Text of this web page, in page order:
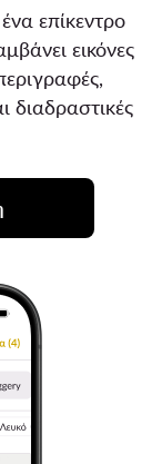
επίκεντρο
εικόνες
διαδραστικές